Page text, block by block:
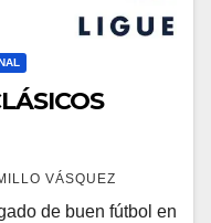
VÁSQUEZ
de buen fútbol en